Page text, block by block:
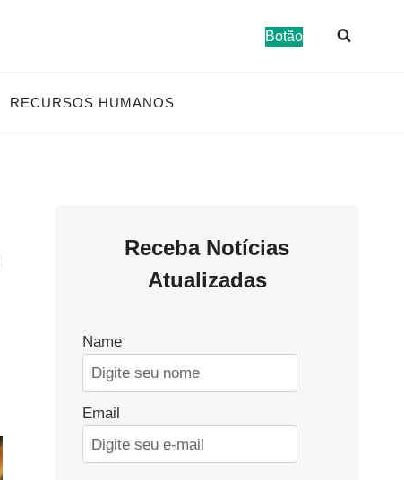
Botão
RECURSOS HUMANOS
Receba Notícias
Atualizadas
Name
Email